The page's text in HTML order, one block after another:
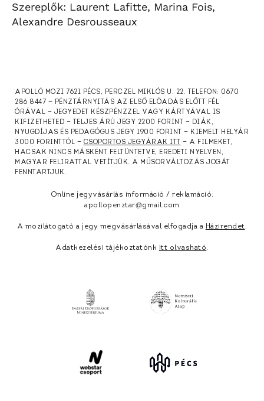
Szereplők: Laurent Lafitte, Marina Fois,
Alexandre Desrousseaux
APOLLÓ MOZI 7621 PÉCS, PERCZEL MIKLÓS U. 22. TELEFON: 0670
286 8447 — PÉNZTÁRNYITÁS AZ ELSŐ ELŐADÁS ELŐTT FÉL
ÓRÁVAL — JEGYEDET KÉSZPÉNZZEL VAGY KÁRTYÁVAL IS
KIFIZETHETED — TELJES ÁRÚ JEGY 2200 FORINT — DIÁK,
NYUGDÍJAS ÉS PEDAGÓGUS JEGY 1900 FORINT — KIEMELT HELYÁR
3000 FORINTTÓL — CSOPORTOS JEGYÁRAK ITT
— A FILMEKET,
HACSAK NINCS MÁSKÉNT FELTÜNTETVE, EREDETI NYELVEN,
MAGYAR FELIRATTAL VETÍTJÜK. A MŰSORVÁLTOZÁS JOGÁT
FENNTARTJUK.
Online jegyvásárlás információ / reklamáció:
apollopenztar@gmail.com
A mozilátogató a jegy megvásárlásával elfogadja a Házirendet.
Adatkezelési tájékoztatónk itt olvasható.